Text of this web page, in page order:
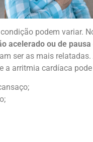
podem variar.
acelerado ou de pausa
ser as mais relatadas.
a arritmia cardíaca pode